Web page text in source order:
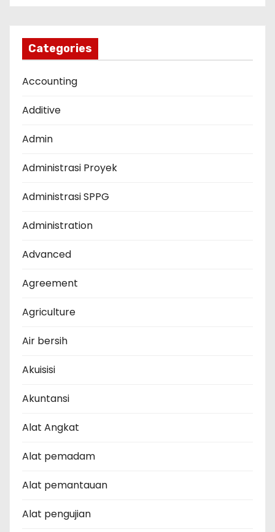
Categories
Accounting
Additive
Admin
Administrasi Proyek
Administrasi SPPG
Administration
Advanced
Agreement
Agriculture
Air bersih
Akuisisi
Akuntansi
Alat Angkat
Alat pemadam
Alat pemantauan
Alat pengujian